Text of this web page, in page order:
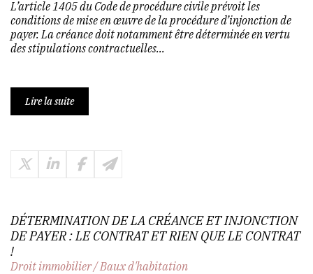
L’article 1405 du Code de procédure civile prévoit les
conditions de mise en œuvre de la procédure d’injonction de
payer. La créance doit notamment être déterminée en vertu
des stipulations contractuelles...
Lire la suite
DÉTERMINATION DE LA CRÉANCE ET INJONCTION
DE PAYER : LE CONTRAT ET RIEN QUE LE CONTRAT
!
Droit immobilier/Baux d'habitation